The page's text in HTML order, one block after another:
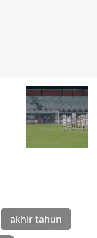
akhir tahun